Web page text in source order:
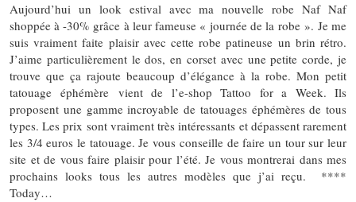
Aujourd’hui un look estival avec ma nouvelle robe Naf Naf
shoppée à -30% grâce à leur fameuse « journée de la robe ». Je me
suis vraiment faite plaisir avec cette robe patineuse un brin rétro.
J’aime particulièrement le dos, en corset avec une petite corde, je
trouve que ça rajoute beaucoup d’élégance à la robe. Mon petit
tatouage éphémère vient de l’e-shop Tattoo for a Week. Ils
proposent une gamme incroyable de tatouages éphémères de tous
types. Les prix sont vraiment très intéressants et dépassent rarement
les 3/4 euros le tatouage. Je vous conseille de faire un tour sur leur
site et de vous faire plaisir pour l’été. Je vous montrerai dans mes
prochains looks tous les autres modèles que j’ai reçu. ****
Today…